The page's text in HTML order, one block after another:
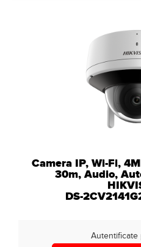
Camera IP, Wi-Fi,
30m, Audio,
DS-